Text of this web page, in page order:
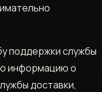
поддержки службы
информацию о
доставки,